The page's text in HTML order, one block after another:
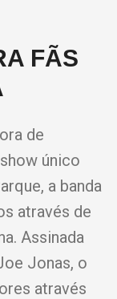
FÃS
de
único
a banda
através de
Assinada
Jonas, o
através